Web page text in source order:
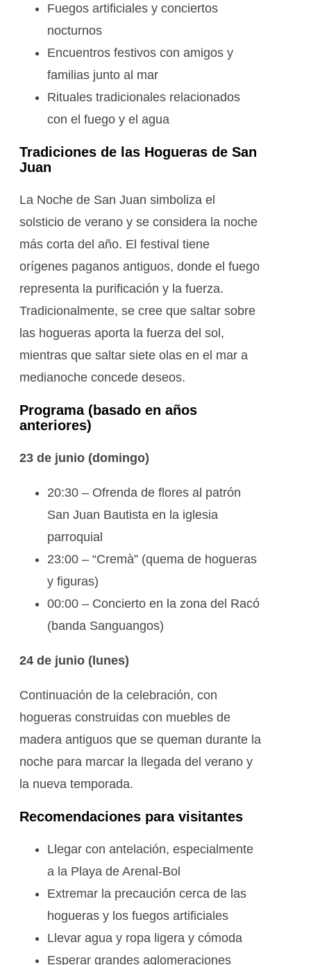
Fuegos artificiales y conciertos
nocturnos
Encuentros festivos con amigos y
familias junto al mar
Rituales tradicionales relacionados
con el fuego y el agua
Tradiciones de las Hogueras de San
Juan
La Noche de San Juan simboliza el
solsticio de verano y se considera la noche
más corta del año. El festival tiene
orígenes paganos antiguos, donde el fuego
representa la purificación y la fuerza.
Tradicionalmente, se cree que saltar sobre
las hogueras aporta la fuerza del sol,
mientras que saltar siete olas en el mar a
medianoche concede deseos.
Programa (basado en años
anteriores)
23 de junio (domingo)
20:30 – Ofrenda de flores al patrón
San Juan Bautista en la iglesia
parroquial
23:00 – “Cremà” (quema de hogueras
y figuras)
00:00 – Concierto en la zona del Racó
(banda Sanguangos)
24 de junio (lunes)
Continuación de la celebración, con
hogueras construidas con muebles de
madera antiguos que se queman durante la
noche para marcar la llegada del verano y
la nueva temporada.
Recomendaciones para visitantes
Llegar con antelación, especialmente
a la Playa de Arenal-Bol
Extremar la precaución cerca de las
hogueras y los fuegos artificiales
Llevar agua y ropa ligera y cómoda
Esperar grandes aglomeraciones